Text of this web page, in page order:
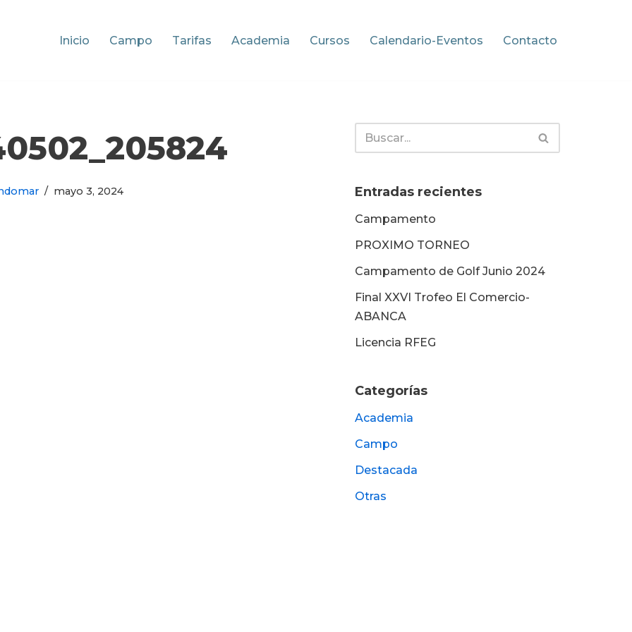
Inicio Campo Tarifas Academia Cursos Calendario-Eventos Contacto
mayo 3, 2024 Entradas recientes
Campamento
PROXIMO TORNEO
Campamento de Golf Junio 2024
Final XXVI Trofeo El Comercio-
ABANCA
Licencia RFEG
Categorías
Academia
Campo
Destacada
Otras